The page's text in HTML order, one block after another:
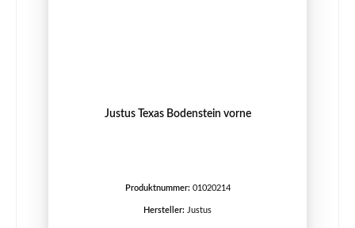
Justus Texas Bodenstein vorne
Produktnummer: 01020214
Hersteller: Justus